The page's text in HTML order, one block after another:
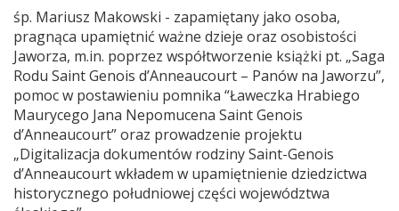
śp. Mariusz Makowski - zapamiętany jako osoba,
pragnąca upamiętnić ważne dzieje oraz osobistości
Jaworza, m.in. poprzez współtworzenie książki pt. „Saga
Rodu Saint Genois d’Anneaucourt – Panów na Jaworzu”,
pomoc w postawieniu pomnika “Ławeczka Hrabiego
Maurycego Jana Nepomucena Saint Genois
d’Anneaucourt” oraz prowadzenie projektu
„Digitalizacja dokumentów rodziny Saint-Genois
d’Anneaucourt wkładem w upamiętnienie dziedzictwa
historycznego południowej części województwa